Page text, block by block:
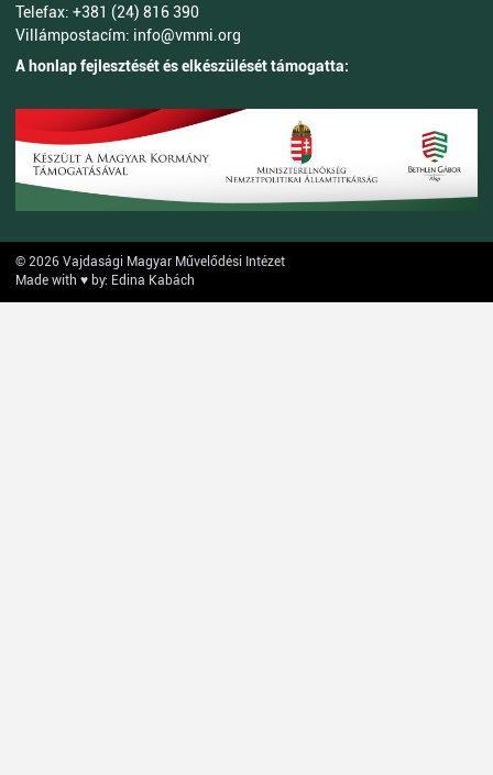
Telefax: +381 (24) 816 390
Villámpostacím: info@vmmi.org
A honlap fejlesztését és elkészülését támogatta:
© 2026 Vajdasági Magyar Művelődési Intézet
Made with ♥ by: Edina Kabách